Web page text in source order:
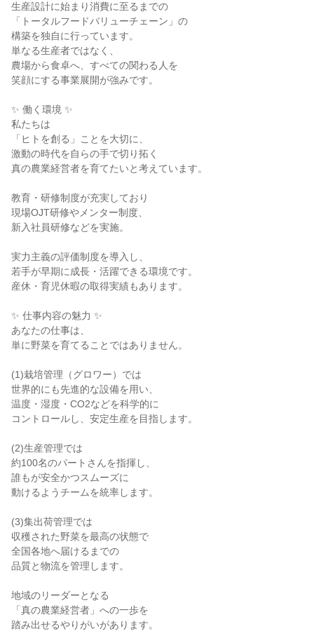
生産設計に始まり消費に至るまでの
「トータルフードバリューチェーン」の
構築を独自に行っています。
単なる生産者ではなく、
農場から食卓へ、すべての関わる人を
笑顔にする事業展開が強みです。
✨ 働く環境 ✨
私たちは
「ヒトを創る」ことを大切に、
激動の時代を自らの手で切り拓く
真の農業経営者を育てたいと考えています。
教育・研修制度が充実しており
現場OJT研修やメンター制度、
新入社員研修などを実施。
実力主義の評価制度を導入し、
若手が早期に成長・活躍できる環境です。
産休・育児休暇の取得実績もあります。
✨ 仕事内容の魅力 ✨
あなたの仕事は、
単に野菜を育てることではありません。
(1)栽培管理（グロワー）では
世界的にも先進的な設備を用い、
温度・湿度・CO2などを科学的に
コントロールし、安定生産を目指します。
(2)生産管理では
約100名のパートさんを指揮し、
誰もが安全かつスムーズに
動けるようチームを統率します。
(3)集出荷管理では
収穫された野菜を最高の状態で
全国各地へ届けるまでの
品質と物流を管理します。
地域のリーダーとなる
「真の農業経営者」への一歩を
踏み出せるやりがいがあります。